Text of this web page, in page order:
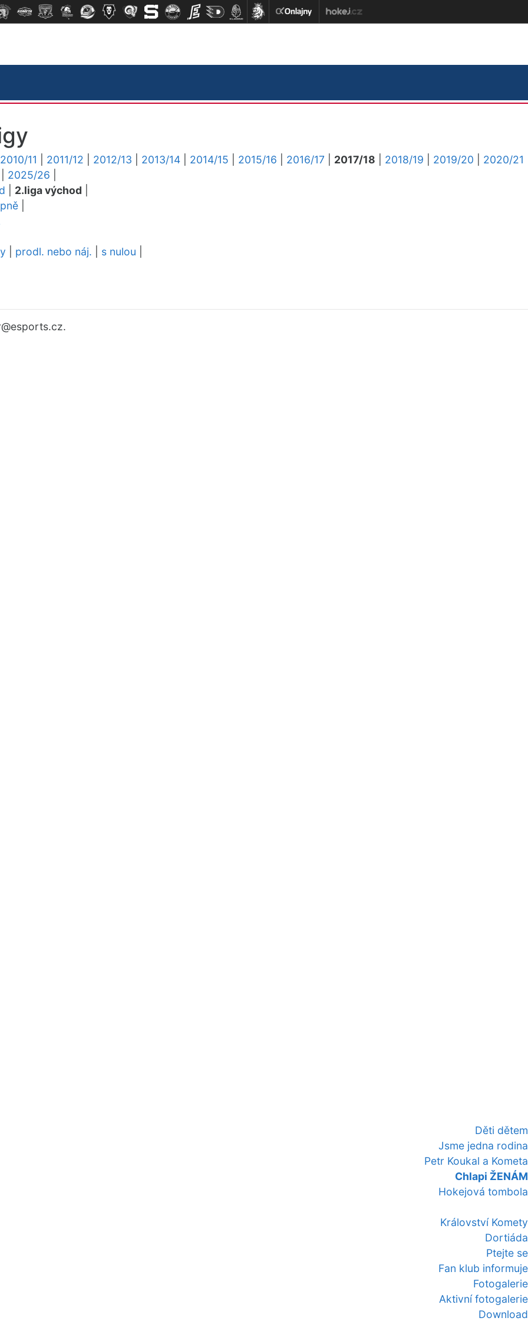
Děti dětem
Jsme jedna rodina
Petr Koukal a Kometa
Chlapi ŽENÁM
Hokejová tombola
Království Komety
Dortiáda
Ptejte se
Fan klub informuje
Fotogalerie
Aktivní fotogalerie
Download
2010/11 2011/12 2012/13 2013/14 2014/15 2015/16 2016/17 2017/18 2018/19 2019/20
2020/21
2025/26
2.liga východ
prodl. nebo náj. s nulou
@esports.cz.